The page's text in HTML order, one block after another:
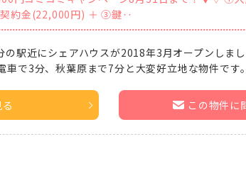
約金(22,000円) ＋ ③鍵‥
駅近にシェアハウスが2018年3月オープンしま
車で3分、秋葉原まで7分と大変好立地な物件です
この物件に